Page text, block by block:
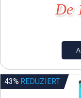
De
43% REDUZIERT